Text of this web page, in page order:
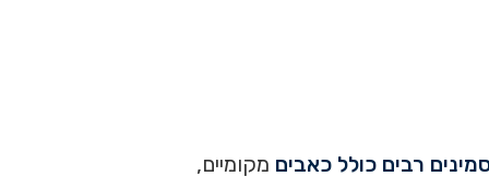
רבים כולל כאבים מקומיים,